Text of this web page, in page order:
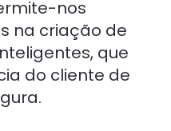
nos
na criação de
que
do cliente de